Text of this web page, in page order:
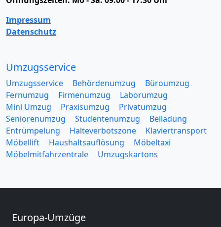
Impressum
Datenschutz
Umzugsservice
Umzugsservice Behördenumzug
Büroumzug
Fernumzug
Firmenumzug
Laborumzug
Mini Umzug
Praxisumzug
Privatumzug
Seniorenumzug
Studentenumzug
Beiladung
Entrümpelung
Halteverbotszone
Klaviertransport
Möbellift
Haushaltsauflösung
Möbeltaxi
Möbelmitfahrzentrale
Umzugskartons
Europa-Umzüge